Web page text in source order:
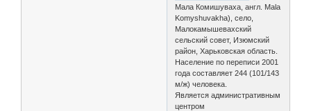
Мала Комишуваха, англ. Mala
Komyshuvakha), село,
Малокамышевахский
сельский совет, Изюмский
район, Харьковская область.
Население по переписи 2001
года составляет 244 (101/143
м/ж) человека.
Является административным
центром